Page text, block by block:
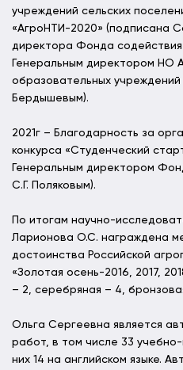
учреждений сельских
«АгроНТИ-2020» (подписана
директора Фонда
Генеральным директором НО
образовательных
Бердышевым).
2021г – Благодарность за
конкурса «Студенческий
Генеральным директором
С.Г. Поляковым).
По итогам научно-
Ларионова О.С. награждена
достоинства Российской
«Золотая осень-2016, 2017,
– 2, серебряная – 4,
Ольга Сергеевна является
работ, в том числе 33
них 14 на английском языке.